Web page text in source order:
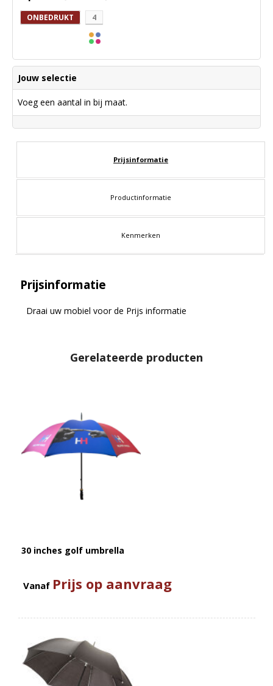
ONBEDRUKT 4
Jouw selectie
Voeg een aantal in bij maat.
Prijsinformatie
Productinformatie
Kenmerken
Prijsinformatie
Draai uw mobiel voor de Prijs informatie
Gerelateerde producten
30 inches golf umbrella
Vanaf Prijs op aanvraag